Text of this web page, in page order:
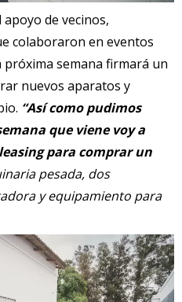
de vecinos,
colaboraron en eventos
semana firmará un
nuevos aparatos y
“Así como pudimos
que viene voy a
para comprar un
pesada, dos
y equipamiento para